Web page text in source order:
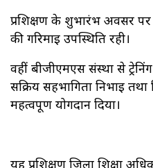
प्रशिक्षण के शुभारंभ अवसर पर
की गरिमाई उपस्थिति रही।
वहीं बीजीएमएस संस्था से
सक्रिय सहभागिता निभाई तथा
महत्वपूर्ण योगदान दिया।
यह प्रशिक्षण जिला शिक्षा